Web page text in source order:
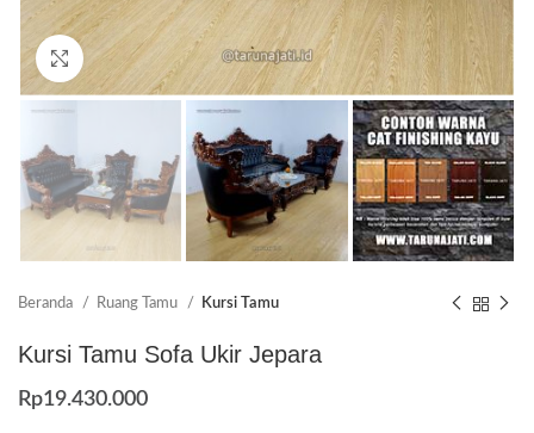
Click to enlarge
Beranda Ruang Tamu Kursi Tamu
Kursi Tamu Sofa Ukir Jepara
Rp19.430.000